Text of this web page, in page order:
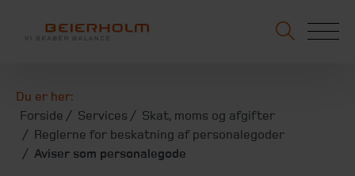
Du er her:
Forside
Services
Skat, moms og afgifter
Reglerne for beskatning af personalegoder
Aviser som personalegode